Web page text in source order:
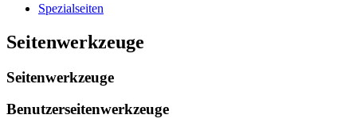
Spezialseiten
Seitenwerkzeuge
Seitenwerkzeuge
Benutzerseitenwerkzeuge